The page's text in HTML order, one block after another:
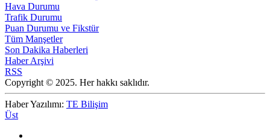
Hava Durumu
Trafik Durumu
Puan Durumu ve Fikstür
Tüm Manşetler
Son Dakika Haberleri
Haber Arşivi
RSS
Copyright © 2025. Her hakkı saklıdır.
Haber Yazılımı: TE Bilişim
Üst